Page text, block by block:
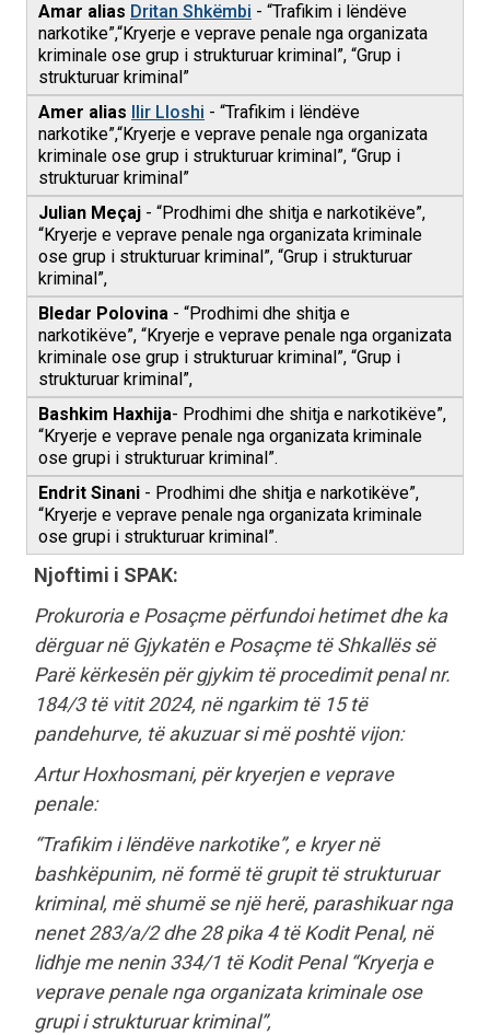
Amar alias Dritan Shkëmbi - “Trafikim i lëndëve
narkotike”,“Kryerje e veprave penale nga organizata
kriminale ose grup i strukturuar kriminal”, “Grup i
strukturuar kriminal”
Amer alias Ilir Lloshi - “Trafikim i lëndëve
narkotike”,“Kryerje e veprave penale nga organizata
kriminale ose grup i strukturuar kriminal”, “Grup i
strukturuar kriminal”
Julian Meçaj - “Prodhimi dhe shitja e narkotikëve”,
“Kryerje e veprave penale nga organizata kriminale
ose grup i strukturuar kriminal”, “Grup i strukturuar
kriminal”,
Bledar Polovina - “Prodhimi dhe shitja e
narkotikëve”, “Kryerje e veprave penale nga organizata
kriminale ose grup i strukturuar kriminal”, “Grup i
strukturuar kriminal”,
Bashkim Haxhija- Prodhimi dhe shitja e narkotikëve”,
“Kryerje e veprave penale nga organizata kriminale
ose grupi i strukturuar kriminal”.
Endrit Sinani - Prodhimi dhe shitja e narkotikëve”,
“Kryerje e veprave penale nga organizata kriminale
ose grupi i strukturuar kriminal”.
Njoftimi i SPAK:
Prokuroria e Posaçme përfundoi hetimet dhe ka
dërguar në Gjykatën e Posaçme të Shkallës së
Parë kërkesën për gjykim të procedimit penal nr.
184/3 të vitit 2024, në ngarkim të 15 të
pandehurve, të akuzuar si më poshtë vijon:
Artur Hoxhosmani, për kryerjen e veprave
penale:
“Trafikim i lëndëve narkotike”, e kryer në
bashkëpunim, në formë të grupit të strukturuar
kriminal, më shumë se një herë, parashikuar nga
nenet 283/a/2 dhe 28 pika 4 të Kodit Penal, në
lidhje me nenin 334/1 të Kodit Penal “Kryerja e
veprave penale nga organizata kriminale ose
grupi i strukturuar kriminal”,